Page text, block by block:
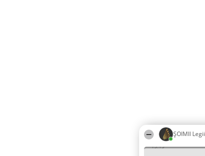
ȘOIMII Legii
15:15